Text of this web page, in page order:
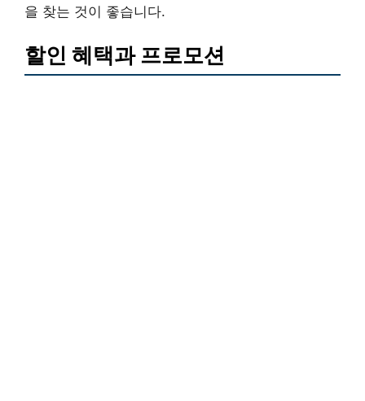
을 찾는 것이 좋습니다.
할인 혜택과 프로모션